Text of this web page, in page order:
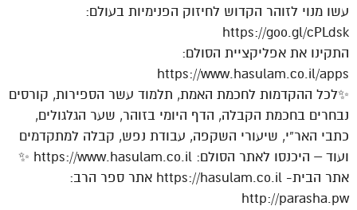
עשו מנוי לזוהר הקדוש לחיזוק הפנימיות בעולם:
https://goo.gl/cPLdsk
התקינו את אפליקציית הסולם:
https://www.hasulam.co.il/apps
✨לכל ההקדמות לחכמת האמת, תלמוד עשר הספירות, קורסים
נבחרים בחכמת הקבלה, הדף היומי בזוהר, שער הגלגולים,
כתבי האר”י, שיעורי השקפה, עבודת נפש, קבלה למתקדמים
ועוד – היכנסו לאתר הסולם: https://www.hasulam.co.il ✨
אתר הבית- https://hasulam.co.il אתר ספר הרב:
http://parasha.pw